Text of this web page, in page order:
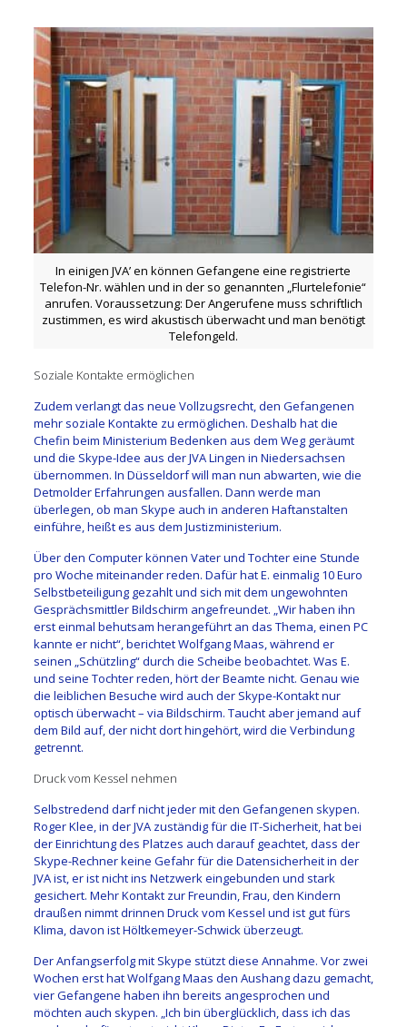
In einigen JVA’ en können Gefangene eine registrierte
Telefon-Nr. wählen und in der so genannten „Flurtelefonie“
anrufen. Voraussetzung: Der Angerufene muss schriftlich
zustimmen, es wird akustisch überwacht und man benötigt
Telefongeld.
Soziale Kontakte ermöglichen
Zudem verlangt das neue Vollzugsrecht, den Gefangenen
mehr soziale Kontakte zu ermöglichen. Deshalb hat die
Chefin beim Ministerium Bedenken aus dem Weg geräumt
und die Skype-Idee aus der JVA Lingen in Niedersachsen
übernommen. In Düsseldorf will man nun abwarten, wie die
Detmolder Erfahrungen ausfallen. Dann werde man
überlegen, ob man Skype auch in anderen Haftanstalten
einführe, heißt es aus dem Justizministerium.
Über den Computer können Vater und Tochter eine Stunde
pro Woche miteinander reden. Dafür hat E. einmalig 10 Euro
Selbstbeteiligung gezahlt und sich mit dem ungewohnten
Gesprächsmittler Bildschirm angefreundet. „Wir haben ihn
erst einmal behutsam herangeführt an das Thema, einen PC
kannte er nicht“, berichtet Wolfgang Maas, während er
seinen „Schützling“ durch die Scheibe beobachtet. Was E.
und seine Tochter reden, hört der Beamte nicht. Genau wie
die leiblichen Besuche wird auch der Skype-Kontakt nur
optisch überwacht – via Bildschirm. Taucht aber jemand auf
dem Bild auf, der nicht dort hingehört, wird die Verbindung
getrennt.
Druck vom Kessel nehmen
Selbstredend darf nicht jeder mit den Gefangenen skypen.
Roger Klee, in der JVA zuständig für die IT-Sicherheit, hat bei
der Einrichtung des Platzes auch darauf geachtet, dass der
Skype-Rechner keine Gefahr für die Datensicherheit in der
JVA ist, er ist nicht ins Netzwerk eingebunden und stark
gesichert. Mehr Kontakt zur Freundin, Frau, den Kindern
draußen nimmt drinnen Druck vom Kessel und ist gut fürs
Klima, davon ist Höltkemeyer-Schwick überzeugt.
Der Anfangserfolg mit Skype stützt diese Annahme. Vor zwei
Wochen erst hat Wolfgang Maas den Aushang dazu gemacht,
vier Gefangene haben ihn bereits angesprochen und
möchten auch skypen. „Ich bin überglücklich, dass ich das